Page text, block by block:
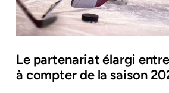
Le partenariat élargi
à compter de la saison